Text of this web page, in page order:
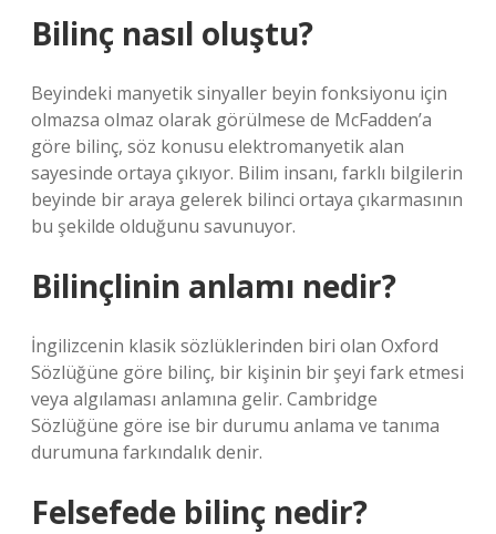
Bilinç nasıl oluştu?
Beyindeki manyetik sinyaller beyin fonksiyonu için
olmazsa olmaz olarak görülmese de McFadden’a
göre bilinç, söz konusu elektromanyetik alan
sayesinde ortaya çıkıyor. Bilim insanı, farklı bilgilerin
beyinde bir araya gelerek bilinci ortaya çıkarmasının
bu şekilde olduğunu savunuyor.
Bilinçlinin anlamı nedir?
İngilizcenin klasik sözlüklerinden biri olan Oxford
Sözlüğüne göre bilinç, bir kişinin bir şeyi fark etmesi
veya algılaması anlamına gelir. Cambridge
Sözlüğüne göre ise bir durumu anlama ve tanıma
durumuna farkındalık denir.
Felsefede bilinç nedir?